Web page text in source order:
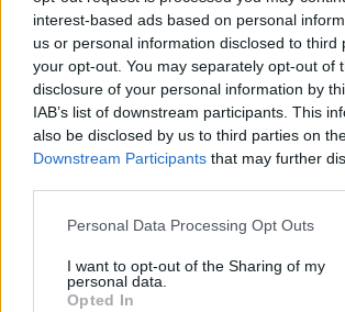
interest-based ads based on personal
us or personal information disclosed to third
your opt-out. You may separately opt-out of
disclosure of your personal information by
IAB’s list of downstream participants. This
also be disclosed by us to third parties on
Downstream Participants that may further
Personal Data Processing Opt Outs
I want to opt-out of the Sharing of my
personal data.
Opted In